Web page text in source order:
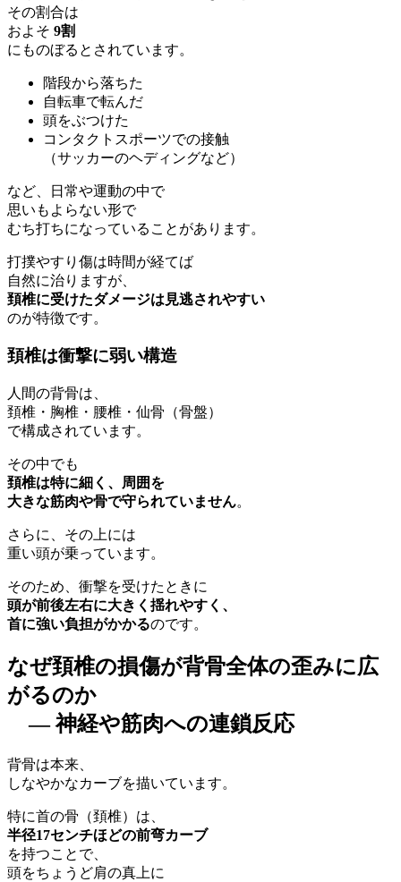
その割合は
およそ 9割
にものぼるとされています。
階段から落ちた
自転車で転んだ
頭をぶつけた
コンタクトスポーツでの接触
（サッカーのヘディングなど）
など、日常や運動の中で
思いもよらない形で
むち打ちになっていることがあります。
打撲やすり傷は時間が経てば
自然に治りますが、
頚椎に受けたダメージは見逃されやすい
のが特徴です。
頚椎は衝撃に弱い構造
人間の背骨は、
頚椎・胸椎・腰椎・仙骨（骨盤）
で構成されています。
その中でも
頚椎は特に細く、周囲を
大きな筋肉や骨で守られていません。
さらに、その上には
重い頭が乗っています。
そのため、衝撃を受けたときに
頭が前後左右に大きく揺れやすく、
首に強い負担がかかるのです。
なぜ頚椎の損傷が背骨全体の歪みに広
がるのか
― 神経や筋肉への連鎖反応
背骨は本来、
しなやかなカーブを描いています。
特に首の骨（頚椎）は、
半径17センチほどの前弯カーブ
を持つことで、
頭をちょうど肩の真上に